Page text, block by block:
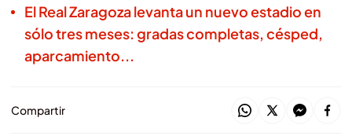
El Real Zaragoza levanta un nuevo estadio en
sólo tres meses: gradas completas, césped,
aparcamiento...
Compartir